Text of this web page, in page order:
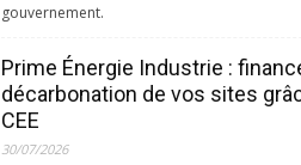
gouvernement.
Prime Énergie Industrie :
décarbonation de vos sites
CEE
30/07/2026